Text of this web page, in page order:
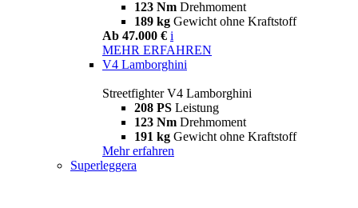
123 Nm Drehmoment
189 kg Gewicht ohne Kraftstoff
Ab 47.000 € i
MEHR ERFAHREN
V4 Lamborghini
Streetfighter V4 Lamborghini
208 PS Leistung
123 Nm Drehmoment
191 kg Gewicht ohne Kraftstoff
Mehr erfahren
Superleggera